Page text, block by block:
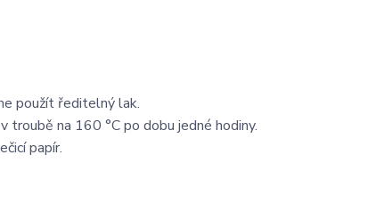
použít ředitelný lak.
troubě na 160 °C po dobu jedné hodiny.
papír.